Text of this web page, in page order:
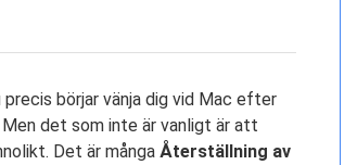
börjar vänja dig vid Mac efter
det som inte är vanligt är att
Det är många Återställning av